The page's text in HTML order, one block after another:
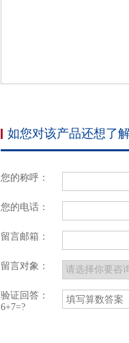
如您对该产品还想了
您的称呼：
您的电话：
留言邮箱：
留言对象：
验证回答：
6+7=?